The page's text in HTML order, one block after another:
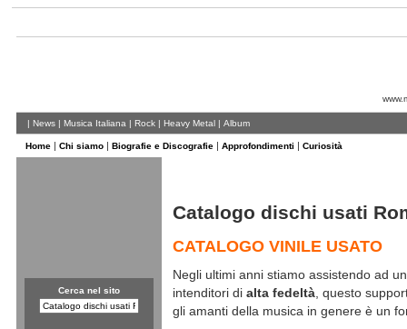
| News | Musica Italiana | Rock | Heavy Metal | Album
Home | Chi siamo | Biografie e Discografie | Approfondimenti | Curiosità
Cerca nel sito
Catalogo dischi usati
CATALOGO VINILE USATO
Negli ultimi anni stiamo assistendo ad
intenditori di alta fedeltà, questo
gli amanti della musica in genere è un